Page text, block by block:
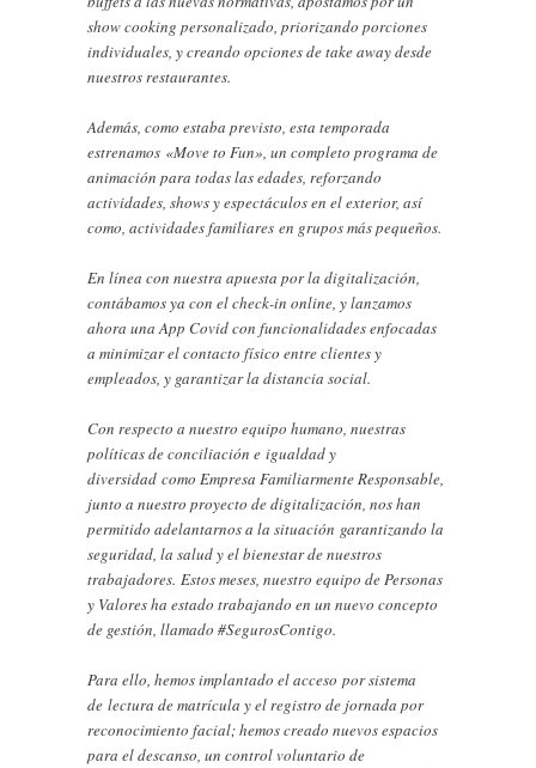
show cooking personalizado, priorizando porciones
individuales, y creando opciones de take away desde
nuestros restaurantes.
Además, como estaba previsto, esta temporada
estrenamos «Move to Fun», un completo programa de
animación para todas las edades, reforzando
actividades, shows y espectáculos en el exterior, así
como, actividades familiares en grupos más pequeños.
En línea con nuestra apuesta por la digitalización,
contábamos ya con el check-in online, y lanzamos
ahora una App Covid con funcionalidades enfocadas
a minimizar el contacto físico entre clientes y
empleados, y garantizar la distancia social.
Con respecto a nuestro equipo humano, nuestras
políticas de conciliación e igualdad y
diversidad como Empresa Familiarmente Responsable,
junto a nuestro proyecto de digitalización, nos han
permitido adelantarnos a la situación garantizando la
seguridad, la salud y el bienestar de nuestros
trabajadores. Estos meses, nuestro equipo de Personas
y Valores ha estado trabajando en un nuevo concepto
de gestión, llamado #SegurosContigo.
Para ello, hemos implantado el acceso por sistema
de lectura de matrícula y el registro de jornada por
reconocimiento facial; hemos creado nuevos espacios
para el descanso, un control voluntario de